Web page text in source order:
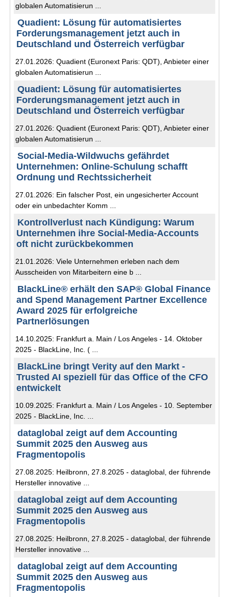
globalen Automatisierun ...
Quadient: Lösung für automatisiertes
Forderungsmanagement jetzt auch in
Deutschland und Österreich verfügbar
27.01.2026: Quadient (Euronext Paris: QDT), Anbieter einer
globalen Automatisierun ...
Quadient: Lösung für automatisiertes
Forderungsmanagement jetzt auch in
Deutschland und Österreich verfügbar
27.01.2026: Quadient (Euronext Paris: QDT), Anbieter einer
globalen Automatisierun ...
Social-Media-Wildwuchs gefährdet
Unternehmen: Online-Schulung schafft
Ordnung und Rechtssicherheit
27.01.2026: Ein falscher Post, ein ungesicherter Account
oder ein unbedachter Komm ...
Kontrollverlust nach Kündigung: Warum
Unternehmen ihre Social-Media-Accounts
oft nicht zurückbekommen
21.01.2026: Viele Unternehmen erleben nach dem
Ausscheiden von Mitarbeitern eine b ...
BlackLine® erhält den SAP® Global Finance
and Spend Management Partner Excellence
Award 2025 für erfolgreiche
Partnerlösungen
14.10.2025: Frankfurt a. Main / Los Angeles - 14. Oktober
2025 - BlackLine, Inc. ( ...
BlackLine bringt Verity auf den Markt -
Trusted AI speziell für das Office of the CFO
entwickelt
10.09.2025: Frankfurt a. Main / Los Angeles - 10. September
2025 - BlackLine, Inc. ...
dataglobal zeigt auf dem Accounting
Summit 2025 den Ausweg aus
Fragmentopolis
27.08.2025: Heilbronn, 27.8.2025 - dataglobal, der führende
Hersteller innovative ...
dataglobal zeigt auf dem Accounting
Summit 2025 den Ausweg aus
Fragmentopolis
27.08.2025: Heilbronn, 27.8.2025 - dataglobal, der führende
Hersteller innovative ...
dataglobal zeigt auf dem Accounting
Summit 2025 den Ausweg aus
Fragmentopolis